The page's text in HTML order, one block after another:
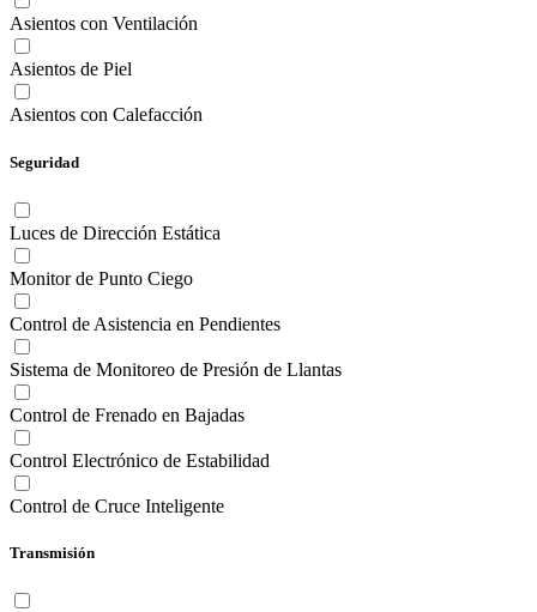
Asientos con Ventilación
Asientos de Piel
Asientos con Calefacción
Seguridad
Luces de Dirección Estática
Monitor de Punto Ciego
Control de Asistencia en Pendientes
Sistema de Monitoreo de Presión de Llantas
Control de Frenado en Bajadas
Control Electrónico de Estabilidad
Control de Cruce Inteligente
Transmisión